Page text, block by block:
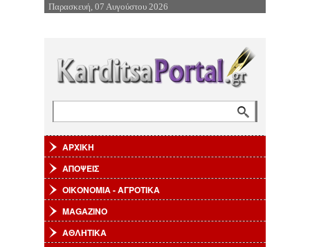
Επιστροφή στην Πλοήγηση
Παρασκευή, 07 Αυγούστου 2026
ΑΡΧΙΚΗ
ΑΠΟΨΕΙΣ
ΟΙΚΟΝΟΜΙΑ - ΑΓΡΟΤΙΚΑ
MAGAZINO
ΑΘΛΗΤΙΚΑ